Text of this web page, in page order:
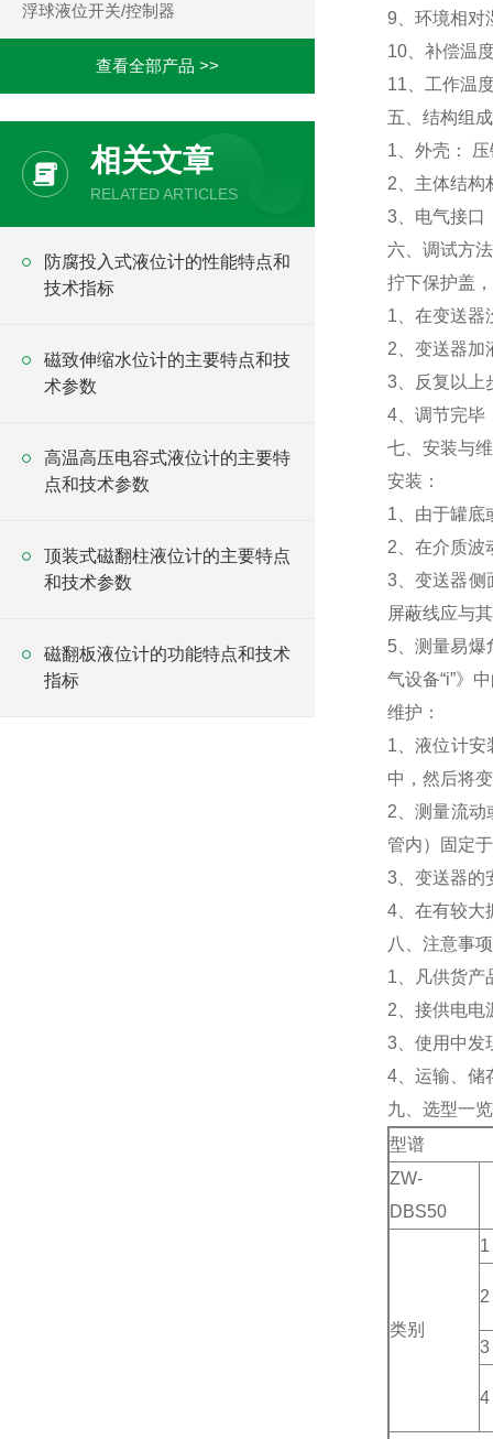
浮球液位开关/控制器
查看全部产品 >>
相关文章
RELATED ARTICLES
防腐投入式液位计的性能特点和
技术指标
磁致伸缩水位计的主要特点和技
术参数
高温高压电容式液位计的主要特
点和技术参数
顶装式磁翻柱液位计的主要特点
和技术参数
磁翻板液位计的功能特点和技术
指标
9、环境相对
10、补偿温
11、工作温
五、结构组
1、外壳：
2、主体结构
3、电气接口
六、调试方
拧下保护盖
1、在变送器
2、变送器加
3、反复以上
4、调节完毕
七、安装与
安装：
1、由于罐底
2、在介质波
3、变送器侧
屏蔽线应与
5、测量易爆
气设备“i”》
维护：
1、液位计
中，然后将
2、测量流
管内）固定
3、变送器的
4、在有较大
八、注意事
1、凡供货产
2、接供电电
3、使用中发
4、运输、储
九、选型一
型谱
ZW-
DBS50
类别
1
2
3
4